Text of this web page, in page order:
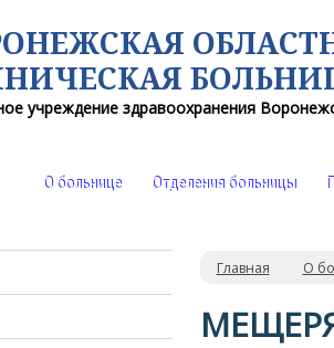
учреждение здравоохранения
О больнице Отделения больницы
Главная О